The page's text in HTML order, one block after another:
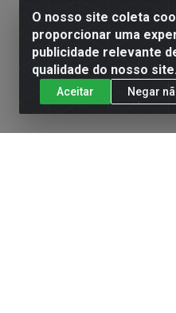
O nosso site coleta
proporcionar uma
publicidade relevante
qualidade do nosso
Aceitar Negar